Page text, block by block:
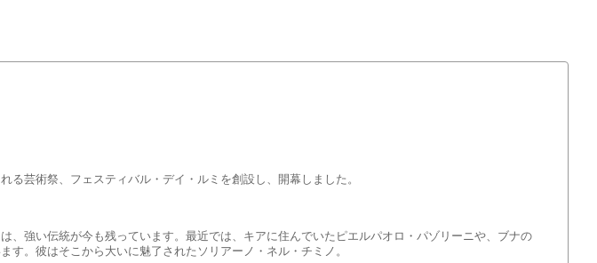
芸術祭、フェスティバル・デイ・ルミを創設し、開幕しました。
強い伝統が今も残っています。最近では、キアに住んでいたピエルパオロ・パゾリーニや、ブナの
。彼はそこから大いに魅了されたソリアーノ・ネル・チミノ。